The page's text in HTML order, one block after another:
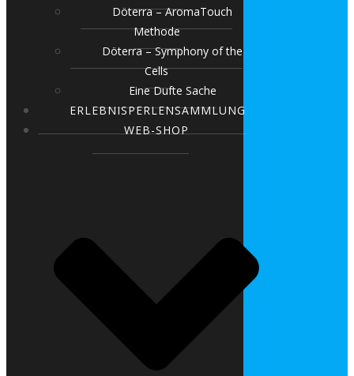
Döterra – AromaTouch
Methode
Döterra – Symphony of the
Cells
Eine Dufte Sache
ERLEBNISPERLENSAMMLUNG
WEB-SHOP